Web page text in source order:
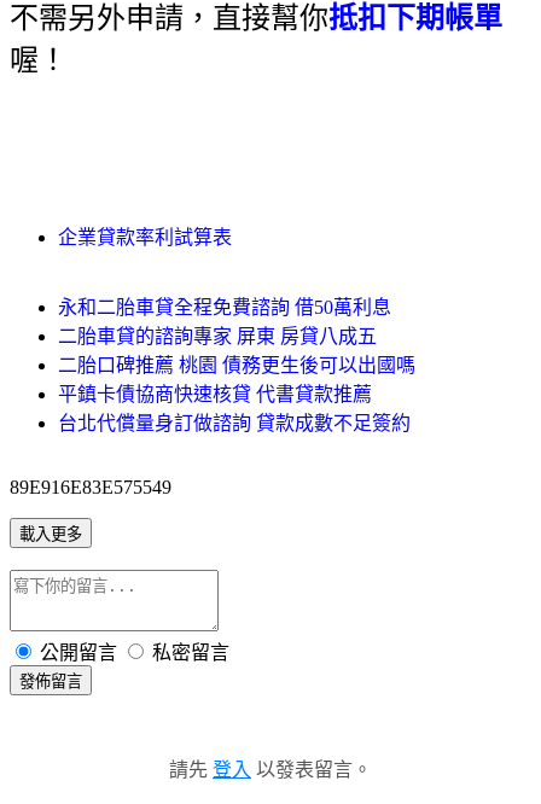
不需另外申請，直接幫你抵扣下期帳單
喔！
企業貸款率利試算表
永和二胎車貸全程免費諮詢 借50萬利息
二胎車貸的諮詢專家 屏東 房貸八成五
二胎口碑推薦 桃園 債務更生後可以出國嗎
平鎮卡債協商快速核貸 代書貸款推薦
台北代償量身訂做諮詢 貸款成數不足簽約
89E916E83E575549
載入更多
公開留言 私密留言
發佈留言
請先 登入 以發表留言。